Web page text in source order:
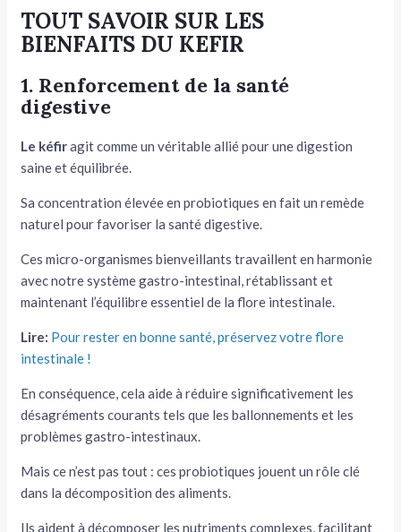
TOUT SAVOIR SUR LES
BIENFAITS DU KEFIR
1. Renforcement de la santé
digestive
Le kéfiragit comme un véritable allié pour une digestion
saine et équilibrée.
Sa concentration élevée en probiotiques en fait un remède
naturel pour favoriser la santé digestive.
Ces micro-organismes bienveillants travaillent en harmonie
avec notre système gastro-intestinal, rétablissant et
maintenant l’équilibre essentiel de la flore intestinale.
Lire: Pour rester en bonne santé, préservez votre flore
intestinale !
En conséquence, cela aide à réduire significativement les
désagréments courants tels que les ballonnements et les
problèmes gastro-intestinaux.
Mais ce n’est pas tout : ces probiotiques jouent un rôle clé
dans la décomposition des aliments.
Ils aident à décomposer les nutriments complexes, facilitant